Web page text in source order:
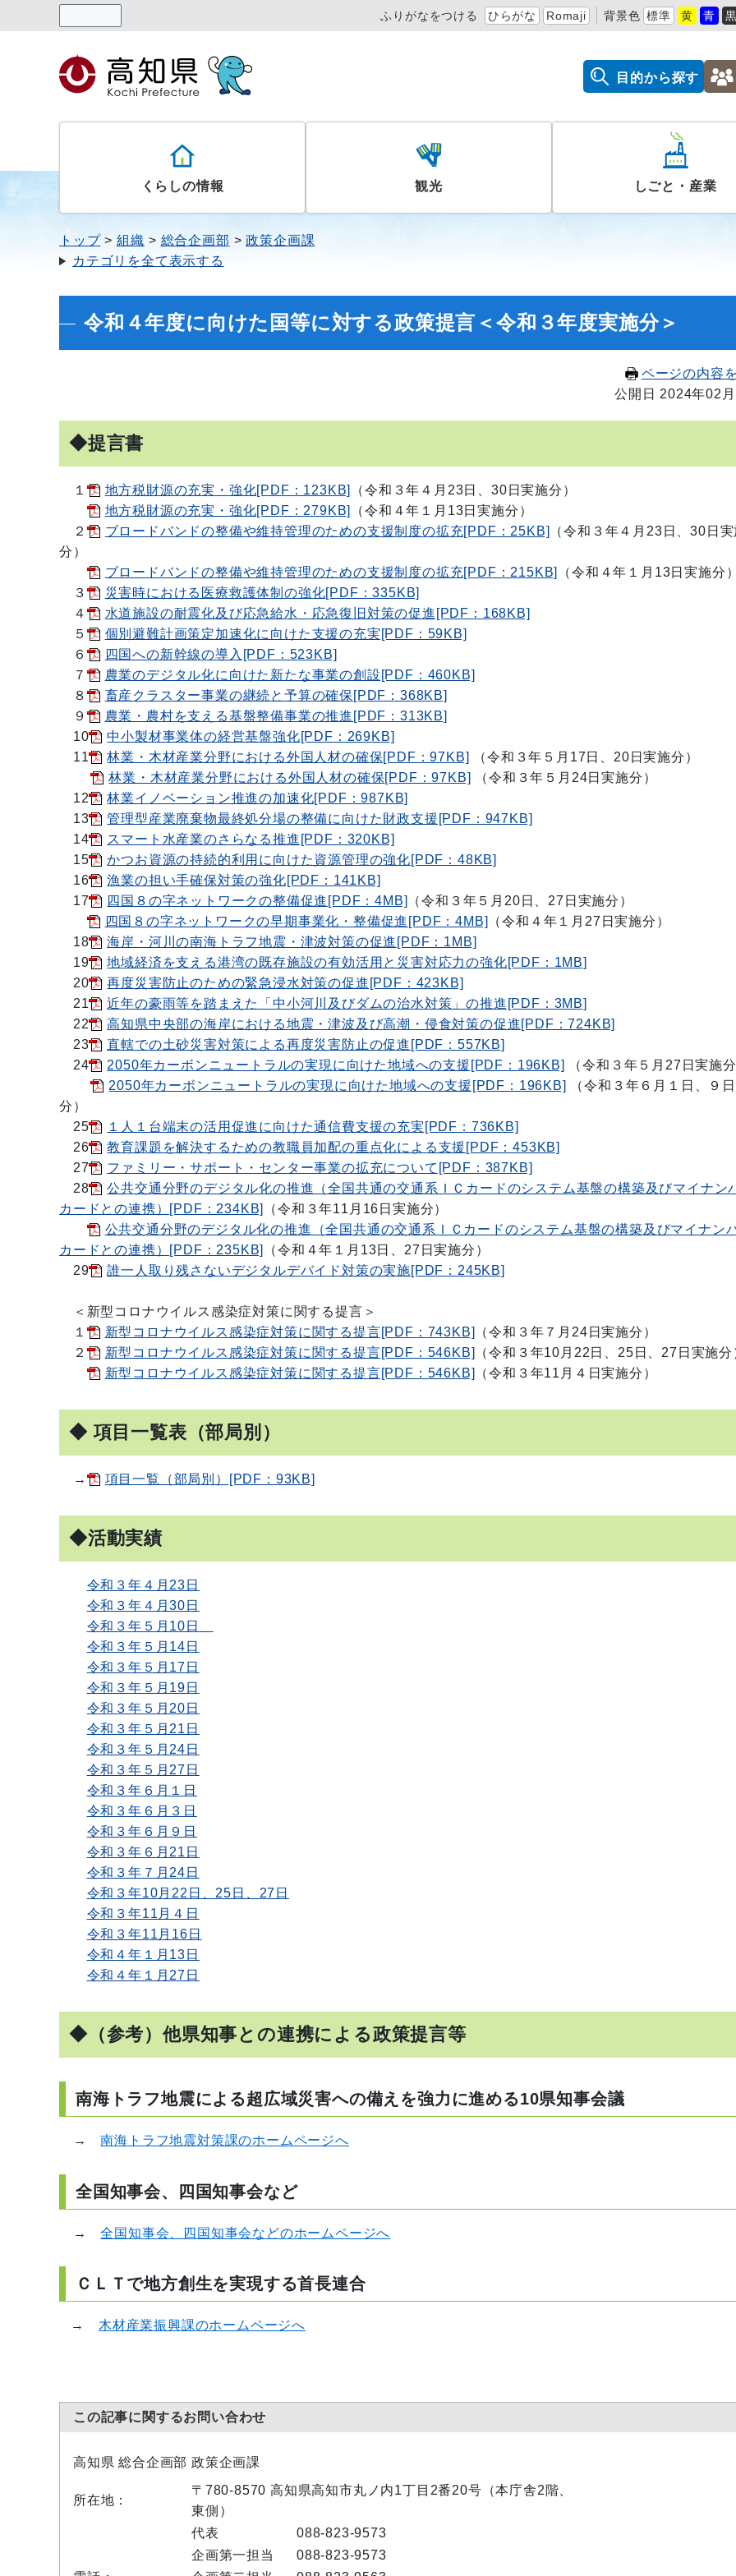
ふりがなをつける ひらがな Romaji 背景色 標準 黄 青 黒
目的から探す
くらしの情報 観光 しごと・産業
トップ 組織 総合企画部
政策企画課
カテゴリを全て表示する
令和４年度に向けた国等に対する政策提言＜令和３年度実施分＞
ページの内容
公開日 2024年02月
◆提言書
１ 地方税財源の充実・強化[PDF：123KB]
（令和３年４月23日、30日実施分）
地方税財源の充実・強化[PDF：279KB]
（令和４年１月13日実施分）
２
ブロードバンドの整備や維持管理のための支援制度の拡充[PDF：25KB]
（令和３年４月23日、30日実
分）
ブロードバンドの整備や維持管理のための支援制度の拡充[PDF：215KB]
（令和４年１月13日実施分）
３
災害時における医療救護体制の強化[PDF：335KB]
４
水道施設の耐震化及び応急給水・応急復旧対策の促進[PDF：168KB]
５
個別避難計画策定加速化に向けた支援の充実[PDF：59KB]
６
四国への新幹線の導入[PDF：523KB]
７
農業のデジタル化に向けた新たな事業の創設[PDF：460KB]
８
畜産クラスター事業の継続と予算の確保[PDF：368KB]
９
農業・農村を支える基盤整備事業の推進[PDF：313KB]
10
中小製材事業体の経営基盤強化[PDF：269KB]
11
林業・木材産業分野における外国人材の確保[PDF：97KB]
（令和３年５月17日、20日実施分）
林業・木材産業分野における外国人材の確保[PDF：97KB]
（令和３年５月24日実施分）
12
林業イノベーション推進の加速化[PDF：987KB]
13
管理型産業廃棄物最終処分場の整備に向けた財政支援[PDF：947KB]
14
スマート水産業のさらなる推進[PDF：320KB]
15
かつお資源の持続的利用に向けた資源管理の強化[PDF：48KB]
16
漁業の担い手確保対策の強化[PDF：141KB]
17
四国８の字ネットワークの整備促進[PDF：4MB]
（令和３年５月20日、27日実施分）
四国８の字ネットワークの早期事業化・整備促進[PDF：4MB]
（令和４年１月27日実施分）
18
海岸・河川の南海トラフ地震・津波対策の促進[PDF：1MB]
19
地域経済を支える港湾の既存施設の有効活用と災害対応力の強化[PDF：1MB]
20
再度災害防止のための緊急浸水対策の促進[PDF：423KB]
21
近年の豪雨等を踏まえた「中小河川及びダムの治水対策」の推進[PDF：3MB]
22
高知県中央部の海岸における地震・津波及び高潮・侵食対策の促進[PDF：724KB]
23
直轄での土砂災害対策による再度災害防止の促進[PDF：557KB]
24
2050年カーボンニュートラルの実現に向けた地域への支援[PDF：196KB]
（令和３年５月27日実施分
2050年カーボンニュートラルの実現に向けた地域への支援[PDF：196KB]
（令和３年６月１日、９
分）
25
１人１台端末の活用促進に向けた通信費支援の充実[PDF：736KB]
26
教育課題を解決するための教職員加配の重点化による支援[PDF：453KB]
27
ファミリー・サポート・センター事業の拡充について[PDF：387KB]
28
公共交通分野のデジタル化の推進（全国共通の交通系ＩＣカードのシステム基盤の構築及びマイナン
カードとの連携）[PDF：234KB]
（令和３年11月16日実施分）
公共交通分野のデジタル化の推進（全国共通の交通系ＩＣカードのシステム基盤の構築及びマイナン
カードとの連携）[PDF：235KB]
（令和４年１月13日、27日実施分）
29
誰一人取り残さないデジタルデバイド対策の実施[PDF：245KB]
＜新型コロナウイルス感染症対策に関する提言＞
１
新型コロナウイルス感染症対策に関する提言[PDF：743KB]
（令和３年７月24日実施分）
２
新型コロナウイルス感染症対策に関する提言[PDF：546KB]
（令和３年10月22日、25日、27日実施分
新型コロナウイルス感染症対策に関する提言[PDF：546KB]
（令和３年11月４日実施分）
◆ 項目一覧表（部局別）
→ 項目一覧（部局別）[PDF：93KB]
◆活動実績
令和３年４月23日
令和３年４月30日
令和３年５月10日
令和３年５月14日
令和３年５月17日
令和３年５月19日
令和３年５月20日
令和３年５月21日
令和３年５月24日
令和３年５月27日
令和３年６月１日
令和３年６月３日
令和３年６月９日
令和３年６月21日
令和３年７月24日
令和３年10月22日、25日、27日
令和３年11月４日
令和３年11月16日
令和４年１月13日
令和４年１月27日
◆（参考）他県知事との連携による政策提言等
南海トラフ地震による超広域災害への備えを強力に進める10県知事会議
→南海トラフ地震対策課のホームページへ
全国知事会、四国知事会など
→全国知事会、四国知事会などのホームページへ
ＣＬＴで地方創生を実現する首長連合
→ 木材産業振興課のホームページへ
この記事に関するお問い合わせ
高知県 総合企画部 政策企画課
所在地：
〒780-8570 高知県高知市丸ノ内1丁目2番20号（本庁舎2階、
東側）
代表
088-823-9573
企画第一担当
088-823-9573